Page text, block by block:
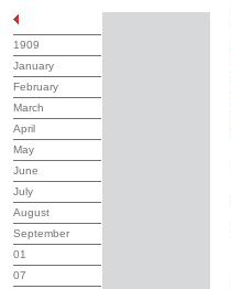
1909
January
February
March
April
May
June
July
August
September
01
07